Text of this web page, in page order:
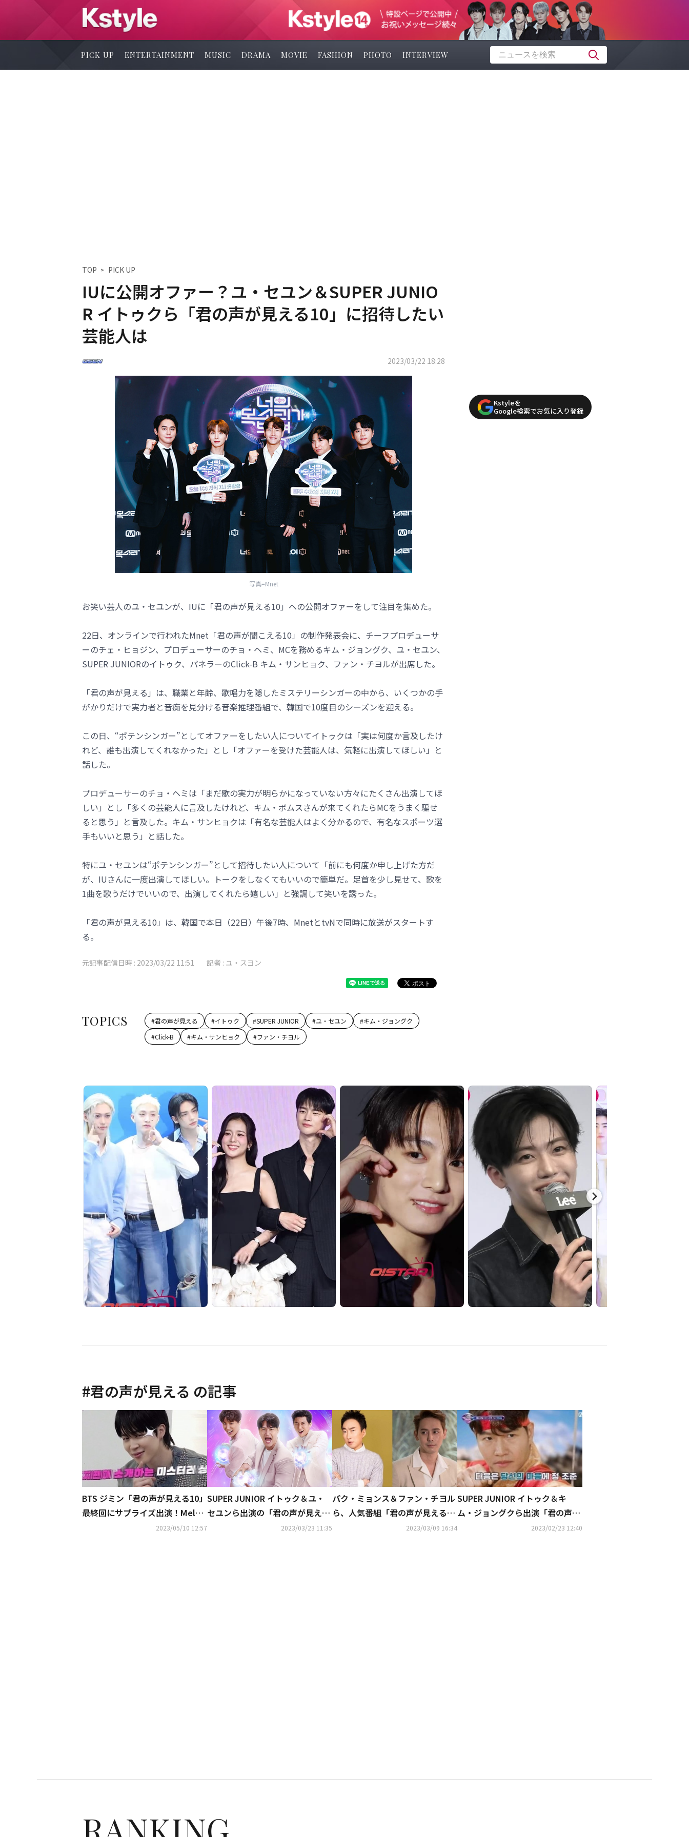
PICK UP ENTERTAINMENT MUSIC DRAMA MOVIE FASHION PHOTO INTERVIEW
TOP PICK UP
IUに公開オファー？ユ・セユン＆SUPER JUNIO
R イトゥクら「君の声が見える10」に招待したい
芸能人は
2023/03/22 18:28
写真=Mnet
お笑い芸人のユ・セユンが、IUに「君の声が見える10」への公開オファーをして注目を集めた。
22日、オンラインで行われたMnet「君の声が聞こえる10」の制作発表会に、チーフプロデューサ
ーのチェ・ヒョジン、プロデューサーのチョ・ヘミ、MCを務めるキム・ジョングク、ユ・セユン、
SUPER JUNIORのイトゥク、パネラーのClick-B キム・サンヒョク、ファン・チヨルが出席した。
「君の声が見える」は、職業と年齢、歌唱力を隠したミステリーシンガーの中から、いくつかの手
がかりだけで実力者と音痴を見分ける音楽推理番組で、韓国で10度目のシーズンを迎える。
この日、“ポテンシンガー”としてオファーをしたい人についてイトゥクは「実は何度か言及したけ
れど、誰も出演してくれなかった」とし「オファーを受けた芸能人は、気軽に出演してほしい」と
話した。
プロデューサーのチョ・ヘミは「まだ歌の実力が明らかになっていない方々にたくさん出演してほ
しい」とし「多くの芸能人に言及したけれど、キム・ボムスさんが来てくれたらMCをうまく騙せ
ると思う」と言及した。キム・サンヒョクは「有名な芸能人はよく分かるので、有名なスポーツ選
手もいいと思う」と話した。
特にユ・セユンは“ポテンシンガー”として招待したい人について「前にも何度か申し上げた方だ
が、IUさんに一度出演してほしい。トークをしなくてもいいので簡単だ。足首を少し見せて、歌を
1曲を歌うだけでいいので、出演してくれたら嬉しい」と強調して笑いを誘った。
「君の声が見える10」は、韓国で本日（22日）午後7時、MnetとtvNで同時に放送がスタートす
る。
元記事配信日時 : 2023/03/22 11:51 記者 : ユ・スヨン
TOPICS #君の声が見える #イトゥク #SUPER JUNIOR #ユ・セユン #キム・ジョングク
#Click-B #キム・サンヒョク #ファン・チヨル
Kstyleを
Google検索でお気に入り登録
#君の声が見える の記事
BTS ジミン「君の声が見える10」
最終回にサプライズ出演！Melo
Manceの登場にも期待（動画あ
2023/05/10 12:57
SUPER JUNIOR イトゥク＆ユ・
セユンら出演の「君の声が見える
10」5月28日よりMnetにて日本
2023/03/23 11:35
パク・ミョンス＆ファン・チヨル
ら、人気番組「君の声が見える1
0」レギュラー出演決定！2023/03/09 16:34
SUPER JUNIOR イトゥク＆キ
ム・ジョングクら出演「君の声が
見える10」韓国で3月22日より放
2023/02/23 12:40